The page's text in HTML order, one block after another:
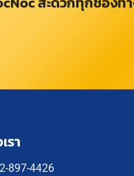
รา
897-4426